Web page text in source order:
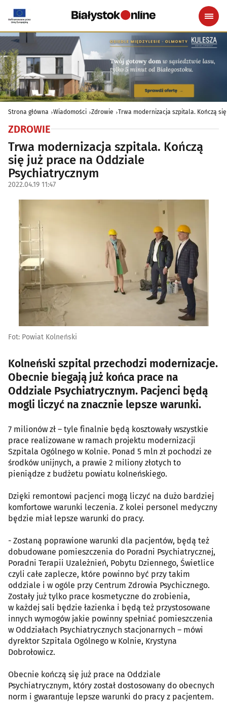
Strona główna Wiadomości Zdrowie Trwa modernizacja szpitala. Kończą
ZDROWIE
Trwa modernizacja szpitala. Kończą
się już prace na Oddziale
Psychiatrycznym
2022.04.19 11:47
Fot: Powiat Kolneński
Kolneński szpital przechodzi modernizacje.
Obecnie biegają już końca prace na
Oddziale Psychiatrycznym. Pacjenci będą
mogli liczyć na znacznie lepsze warunki.
7 milionów zł – tyle finalnie będą kosztowały wszystkie
prace realizowane w ramach projektu modernizacji
Szpitala Ogólnego w Kolnie. Ponad 5 mln zł pochodzi ze
środków unijnych, a prawie 2 miliony złotych to
pieniądze z budżetu powiatu kolneńskiego.
Dzięki remontowi pacjenci mogą liczyć na dużo bardziej
komfortowe warunki leczenia. Z kolei personel medyczny
będzie miał lepsze warunki do pracy.
- Zostaną poprawione warunki dla pacjentów, będą też
dobudowane pomieszczenia do Poradni Psychiatrycznej,
Poradni Terapii Uzależnień, Pobytu Dziennego, Świetlice
czyli całe zaplecze, które powinno być przy takim
oddziale i w ogóle przy Centrum Zdrowia Psychicznego.
Zostały już tylko prace kosmetyczne do zrobienia,
w każdej sali będzie łazienka i będą też przystosowane
innych wymogów jakie powinny spełniać pomieszczenia
w Oddziałach Psychiatrycznych stacjonarnych – mówi
dyrektor Szpitala Ogólnego w Kolnie, Krystyna
Dobrołowicz.
Obecnie kończą się już prace na Oddziale
Psychiatrycznym, który został dostosowany do obecnych
norm i gwarantuje lepsze warunki do pracy z pacjentem.